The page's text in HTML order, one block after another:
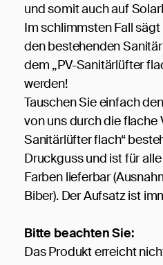
und somit auch auf
Im schlimmsten Fall
den bestehenden
dem „PV-Sanitärlüfter
werden!
Tauschen Sie einfach
von uns durch die flache
Sanitärlüfter flach“
Druckguss und ist für
Farben lieferbar
Biber). Der Aufsatz ist
Bitte beachten Sie:
Das Produkt erreicht